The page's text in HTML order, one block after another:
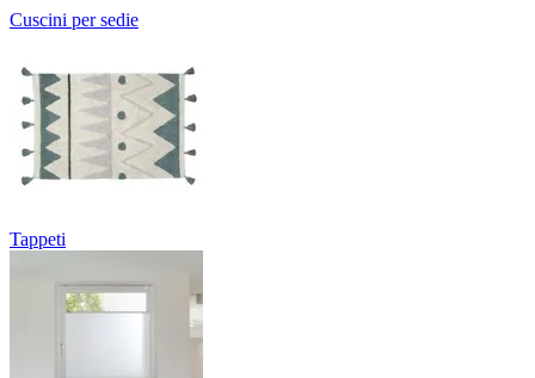
Cuscini per sedie
Tappeti